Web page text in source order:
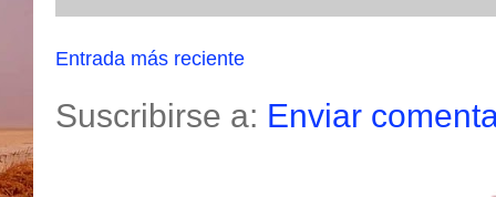
Entrada más reciente
Suscribirse a: Enviar